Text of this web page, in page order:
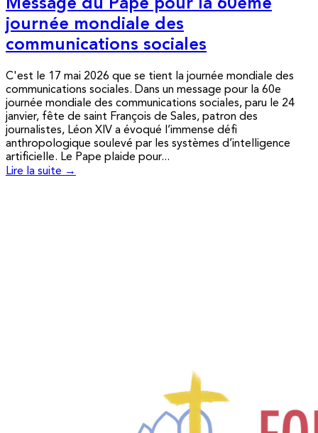
Message du Pape pour la 60ème
journée mondiale des
communications sociales
C'est le 17 mai 2026 que se tient la journée mondiale des
communications sociales. Dans un message pour la 60e
journée mondiale des communications sociales, paru le 24
janvier, fête de saint François de Sales, patron des
journalistes, Léon XIV a évoqué l’immense défi
anthropologique soulevé par les systèmes d’intelligence
artificielle. Le Pape plaide pour...
Lire la suite →